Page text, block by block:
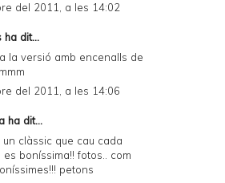
del 2011, a les 14:02
ha dit...
la versió amb encenalls de
del 2011, a les 14:06
ha dit...
un clàssic que cau cada
es boníssima!! fotos.. com
petons